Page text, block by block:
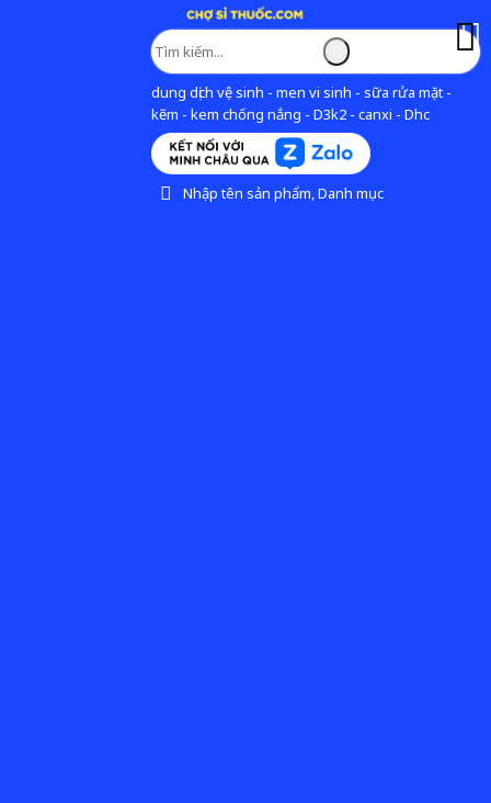
dung dịch vệ sinh - men vi sinh - sữa rửa mặt -
kẽm - kem chống nắng - D3k2 - canxi - Dhc
Nhập tên sản phẩm, Danh mục